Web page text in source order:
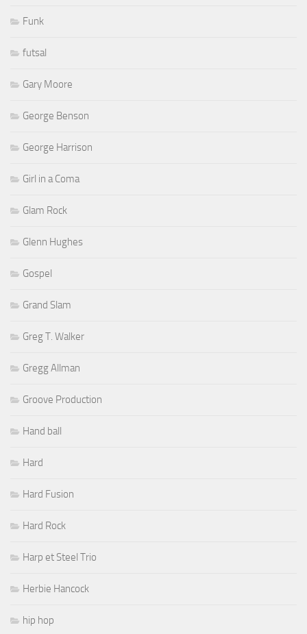
Funk
futsal
Gary Moore
George Benson
George Harrison
Girl in a Coma
Glam Rock
Glenn Hughes
Gospel
Grand Slam
Greg T. Walker
Gregg Allman
Groove Production
Hand ball
Hard
Hard Fusion
Hard Rock
Harp et Steel Trio
Herbie Hancock
hip hop